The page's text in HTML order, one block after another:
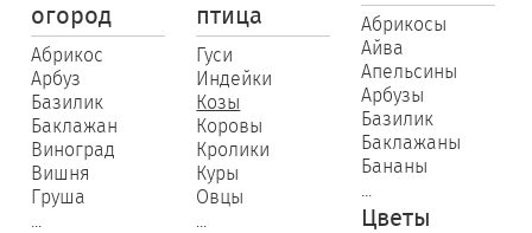
огород
Абрикос
Арбуз
Базилик
Баклажан
Виноград
Вишня
Груша
...
птица
Гуси
Индейки
Козы
Коровы
Кролики
Куры
Овцы
...
Абрикосы
Айва
Апельсины
Арбузы
Базилик
Баклажаны
Бананы
...
Цветы